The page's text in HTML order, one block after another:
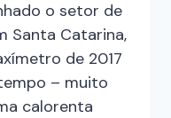
o setor de
Santa Catarina,
de 2017
– muito
calorenta